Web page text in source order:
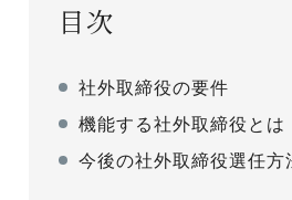
目次
社外取締役の要件
機能する社外取締役とは
今後の社外取締役選任方